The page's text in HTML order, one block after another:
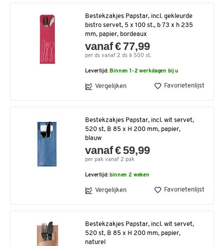
Bestekzakjes Papstar, incl. gekleurde
bistro servet, 5 x 100 st., b 73 x h 235
mm, papier, bordeaux
vanaf € 77,99
per ds vanaf 2 ds à 500 st.
Levertijd: Binnen 1-2 werkdagen bij u
Vergelijken Favorietenlijst
Bestekzakjes Papstar, incl. wit servet,
520 st, B 85 x H 200 mm, papier,
blauw
vanaf € 59,99
per pak vanaf 2 pak
Levertijd: binnen 2 weken
Vergelijken Favorietenlijst
Bestekzakjes Papstar, incl. wit servet,
520 st, B 85 x H 200 mm, papier,
naturel